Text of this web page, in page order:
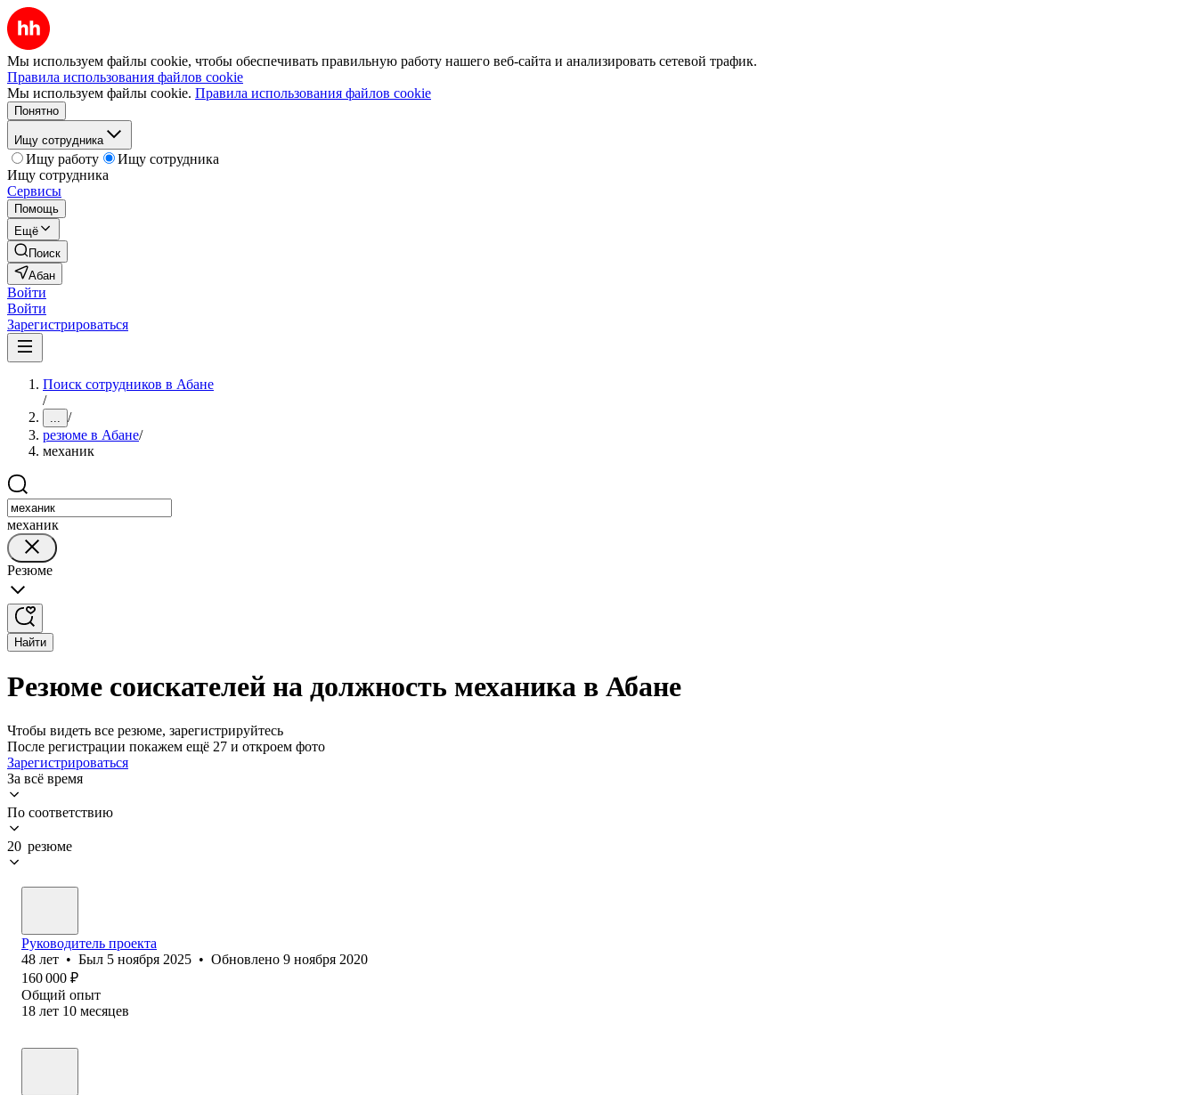
Мы используем файлы cookie, чтобы обеспечивать правильную работу нашего веб-сайта и анализировать сетевой трафик.
Правила использования файлов cookie
Мы используем файлы cookie. Правила использования файлов cookie
Понятно
Ищу сотрудника
Ищу работу
Ищу сотрудника
Ищу сотрудника
Сервисы
Помощь
Ещё
Поиск
Абан
Войти
Войти
Зарегистрироваться
Поиск сотрудников в Абане
/
... /
резюме в Абане/
механик
механик
Резюме
Найти
Резюме соискателей на должность механика в Абане
Чтобы видеть все резюме, зарегистрируйтесь
После регистрации покажем ещё 27 и откроем фото
Зарегистрироваться
За всё время
По соответствию
20 резюме
Руководитель проекта
48 лет • Был 5 ноября 2025 • Обновлено 9 ноября 2020
160 000 ₽
Общий опыт
18 лет 10 месяцев